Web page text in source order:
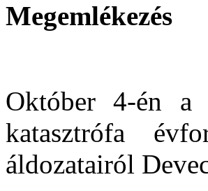
Megemlékezés
Október 4-én a
katasztrófa
áldozatairól